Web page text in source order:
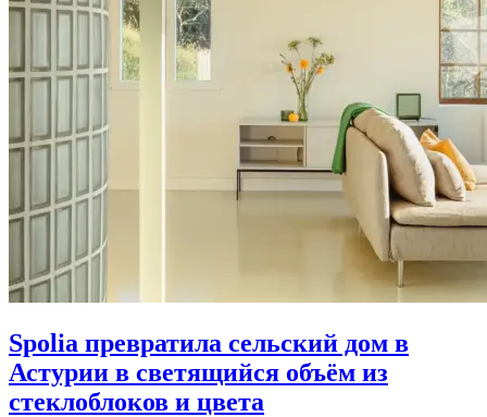
Spolia превратила сельский дом в
Астурии в светящийся объём из
стеклоблоков и цвета